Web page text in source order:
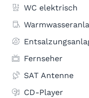
WC elektrisch
Fernseher
SAT Antenne
CD-Player